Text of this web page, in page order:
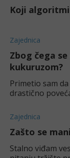
Koji
Zajednica
Zbog čega
kukuruzom?
Primetio sam
drastično
Zajednica
Zašto se
Stalno viđam